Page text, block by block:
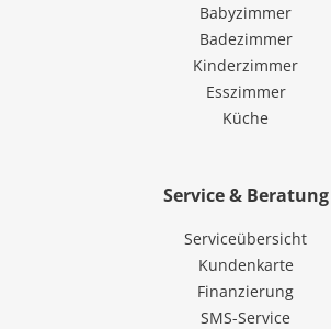
Babyzimmer
Badezimmer
Kinderzimmer
Esszimmer
Küche
Service & Beratung
Serviceübersicht
Kundenkarte
Finanzierung
SMS-Service